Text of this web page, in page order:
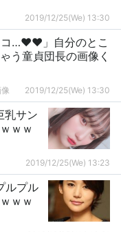
2019/12/25(We) 13:30
…♥♥」自分のとこ
う童貞団長の画像く
2019/12/25(We) 13:30
乳サン
ｗｗ
2019/12/25(We) 13:23
ルプル
ｗｗ